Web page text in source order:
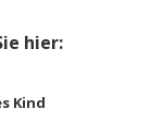
hier:
Kind